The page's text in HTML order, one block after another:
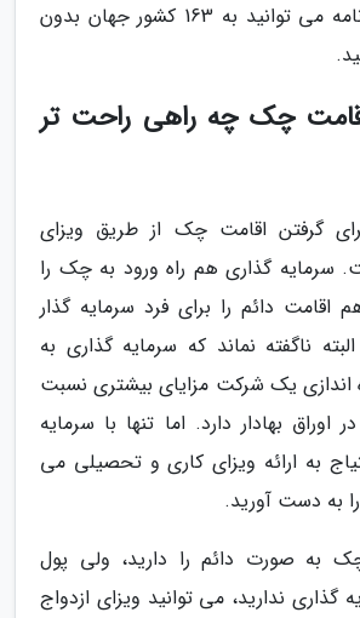
با داشتن این گذرنامه می توانید به 163 کشور جهان بدون
چک چه راهی راحت تر
گرفتن اقامت چک از طریق ویزای
سرمایه گذاری هم راه ورود به چک را
اقامت دائم را برای فرد سرمایه گذار
ناگفته نماند که سرمایه گذاری به
اندازی یک شرکت مزایای بیشتری نسبت
اوراق بهادار دارد. اما تنها با سرمایه
به ارائه ویزای کاری و تحصیلی می
به دست آورید.
به صورت دائم را دارید، ولی پول
گذاری ندارید، می توانید ویزای ازدواج